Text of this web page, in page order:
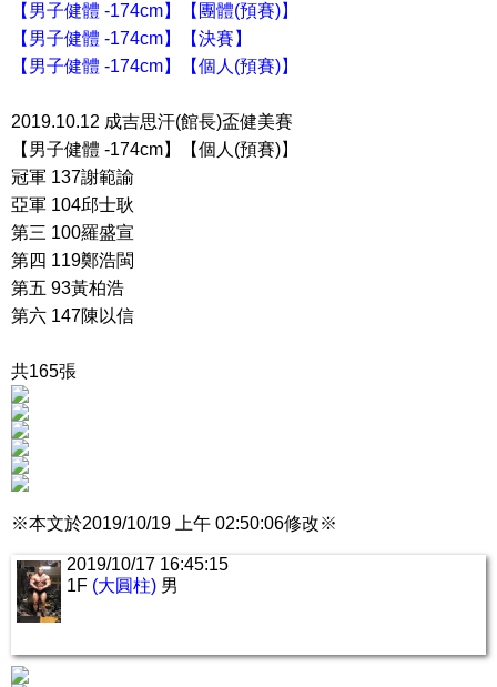
【男子健體 -174cm】【團體(預賽)】
【男子健體 -174cm】【決賽】
【男子健體 -174cm】【個人(預賽)】
2019.10.12 成吉思汗(館長)盃健美賽
【男子健體 -174cm】【個人(預賽)】
冠軍 137謝範諭
亞軍 104邱士耿
第三 100羅盛宣
第四 119鄭浩閩
第五 93黃柏浩
第六 147陳以信
共165張
※本文於2019/10/19 上午 02:50:06修改※
2019/10/17 16:45:15
1F (大圓柱) 男